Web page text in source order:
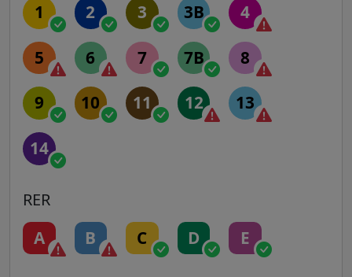
1 2 3 3B 4
5 6 7 7B 8
9 10 11 12 13
14
RER
A B C D E